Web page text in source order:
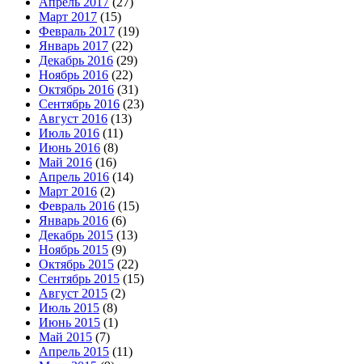
Март 2017 (15)
Февраль 2017 (19)
Январь 2017 (22)
Декабрь 2016 (29)
Ноябрь 2016 (22)
Октябрь 2016 (31)
Сентябрь 2016 (23)
Август 2016 (13)
Июль 2016 (11)
Июнь 2016 (8)
Май 2016 (16)
Апрель 2016 (14)
Март 2016 (2)
Февраль 2016 (15)
Январь 2016 (6)
Декабрь 2015 (13)
Ноябрь 2015 (9)
Октябрь 2015 (22)
Сентябрь 2015 (15)
Август 2015 (2)
Июль 2015 (8)
Июнь 2015 (1)
Май 2015 (7)
Апрель 2015 (11)